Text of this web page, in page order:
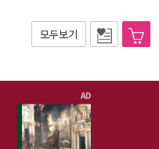
모두보기